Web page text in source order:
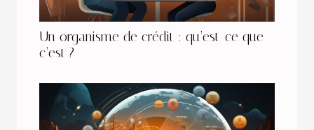
Un organisme de crédit : qu’est-ce que
c’est ?